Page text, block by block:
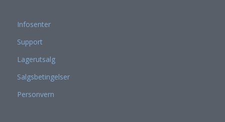
Infosenter
Support
Lagerutsalg
Salgsbetingelser
Personvern